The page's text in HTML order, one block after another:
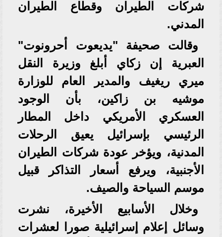
شركات الطيران وقطاع الطيران
المدني.
وقالت صحيفة "يديعوت أحرونوت"
العبرية إن زكاي أبلغ وزيرة النقل
ميري ريغيف والمدير العام للوزارة
موشيه بن زاكين، بأن الوجود
العسكري الأمريكي داخل المطار
الرئيسي بإسرائيل يعيق الرحلات
المدنية، ويؤخر عودة شركات الطيران
الأجنبية، ويرفع أسعار التذاكر قبيل
موسم السياحة والصيف.
وخلال الأسابيع الأخيرة، نشرت
وسائل إعلام إسرائيلية صورا لعشرات